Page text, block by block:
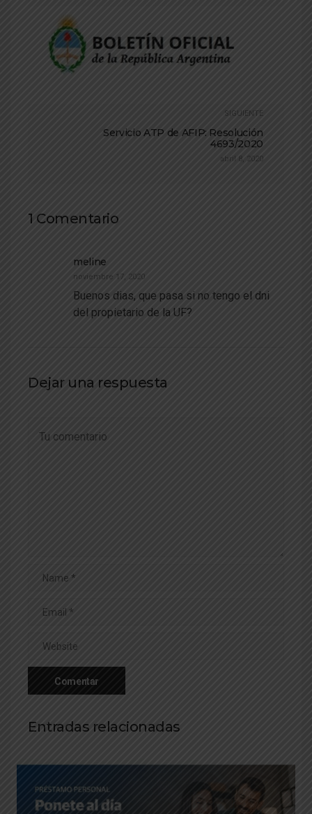
SIGUIENTE
Servicio ATP de AFIP: Resolución
4693/2020
abril 8, 2020
1 Comentario
meline
noviembre 17, 2020
Buenos dias, que pasa si no tengo el dni
del propietario de la UF?
Dejar una respuesta
Entradas relacionadas